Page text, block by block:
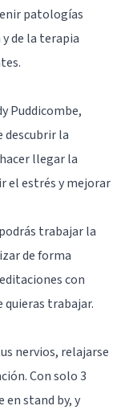
patologías
de la terapia
Puddicombe,
descubrir la
llegar la
el estrés y mejorar
trabajar la
de forma
con
trabajar.
nervios, relajarse
Con solo 3
stand by, y